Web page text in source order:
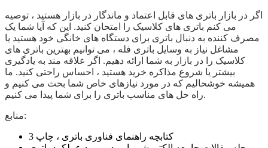
اگر در بازار باتری های قابل اعتماد و ماندگار در بازار هستید ، توصیه
می کنم باتری های کلاسیک را امتحان کنید. این که آیا شما یک
مصرف کننده به دنبال باتری برای دستگاه های خانگی خود هستید یا
مشاغل نیاز به وسایل باتری فله ، می توانیم بهترین باتری های
کلاسیک را در بازار به شما ارائه دهیم. اگر علاقه مند به یادگیری
بیشتر یا شروع مذاکره خرید هستید ، احساس راحتی کنید. ما
همیشه خوشحالیم که در مورد نیازهای خاص شما بحث می کنیم و
راه حل های مناسب باتری را برای شما پیدا می کنیم.
منابع:
کتابچه راهنمای فناوری باتری ، چاپ 3